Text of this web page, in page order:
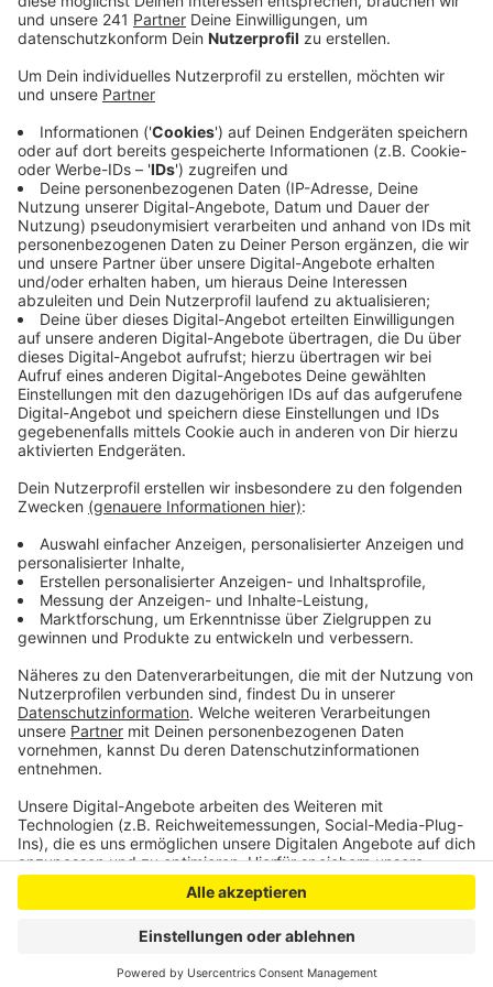
Anzeige
liegt auf Platz 2. Im Vergleich dazu sieht es bei uns
in Rhein und Oberberg entspannter aus.
Veröffentlicht: Freitag, 27.08.2021 15:04
Anzeige
Im Oberbergischen ist die Inzidenz auf 104 gesunken,
in Rheinberg gings runter auf 90. Allerdings spielt die
Inzidenz in der Pandemie inzwischen eh eine geringere
Rolle. Immer mehr rückt die Zahl der im Krankenhaus
behandelten Covid-19-Patienten in den Fokus.
Im Oberbergischen sind derzeit 11 Patienten in den
Krankenhäusern. Drei von ihnen werden aktuell
beatmet. In RheinBerg sind es insgesamt 19 Covid-
Erkrankte, zwei von ihnen sind auf einen
Beatmungsplatz angewiesen. Im Vergleich zu
vergangenem Freitag ist die Zahl der Patienten in
Oberberg damit gesunken, in Rhein-Berg hat sie sich
dagegen mehr als versechsfacht.
Anzeige
Anzeige